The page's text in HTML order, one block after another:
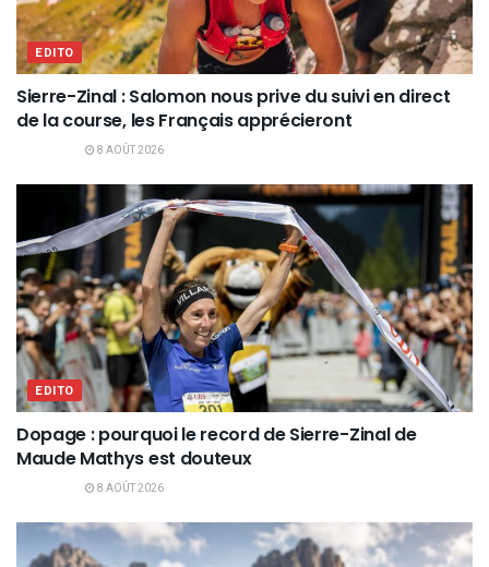
EDITO
Sierre-Zinal : Salomon nous prive du suivi en direct
de la course, les Français apprécieront
8 AOÛT 2026
EDITO
Dopage : pourquoi le record de Sierre-Zinal de
Maude Mathys est douteux
8 AOÛT 2026